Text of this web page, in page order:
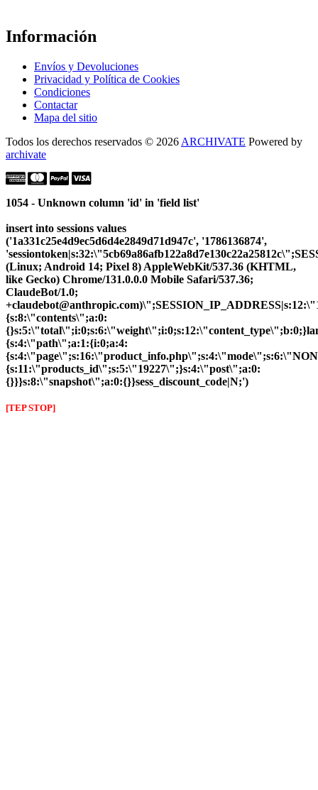
Información
Envíos y Devoluciones
Privacidad y Política de Cookies
Condiciones
Contactar
Mapa del sitio
Todos los derechos reservados © 2026 ARCHIVATE Powered by
archivate
1054 - Unknown column 'id' in 'field list'
insert into sessions values
('1a331c25e4d9ec5d6d4e2849d71d947c', '1786136874',
(Linux; Android 14; Pixel 8) AppleWebKit/537.36 (KHTML,
like Gecko) Chrome/131.0.0.0 Mobile Safari/537.36;
ClaudeBot/1.0;
{s:8:\"contents\";a:0:
{s:4:\"path\";a:1:{i:0;a:4:
{s:11:\"products_id\";s:5:\"19227\";}s:4:\"post\";a:0:
{}}}s:8:\"snapshot\";a:0:{}}sess_discount_code|N;')
[TEP STOP]